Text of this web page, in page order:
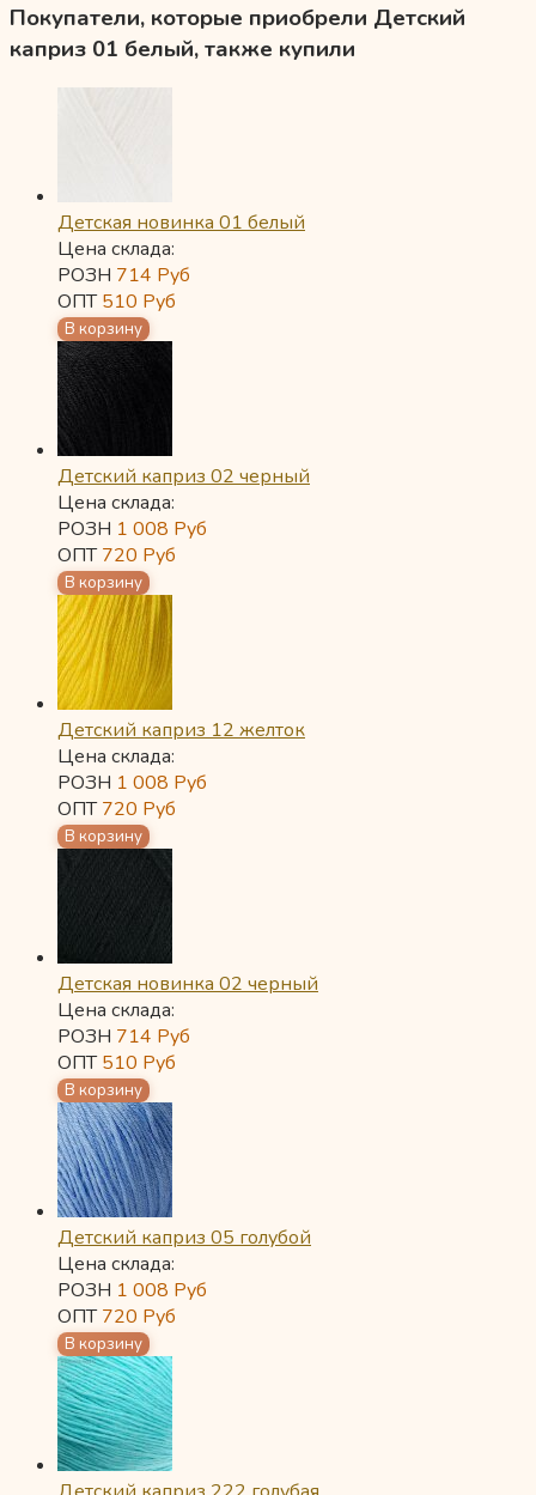
Покупатели, которые приобрели Детский
каприз 01 белый, также купили
Детская новинка 01 белый
Цена склада:
РОЗН 714 Руб
ОПТ510 Руб
Детский каприз 02 черный
Цена склада:
РОЗН 1 008 Руб
ОПТ720 Руб
Детский каприз 12 желток
Цена склада:
РОЗН 1 008 Руб
ОПТ720 Руб
Детская новинка 02 черный
Цена склада:
РОЗН 714 Руб
ОПТ510 Руб
Детский каприз 05 голубой
Цена склада:
РОЗН 1 008 Руб
ОПТ720 Руб